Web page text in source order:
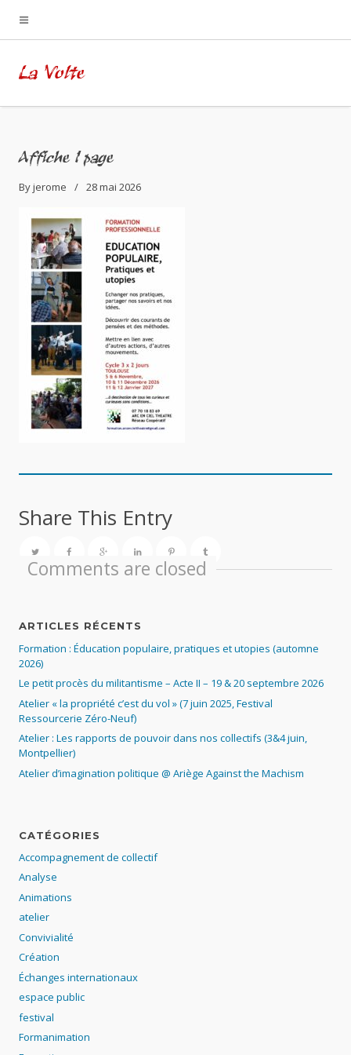
La Volte
Affiche 1 page
Byjerome 28 mai 2026
Share This Entry
Comments are closed
ARTICLES RÉCENTS
Formation : Éducation populaire, pratiques et utopies (automne
2026)
Le petit procès du militantisme – Acte II – 19 & 20 septembre 2026
Atelier « la propriété c’est du vol » (7 juin 2025, Festival
Ressourcerie Zéro-Neuf)
Atelier : Les rapports de pouvoir dans nos collectifs (3&4 juin,
Montpellier)
Atelier d’imagination politique @ Ariège Against the Machism
CATÉGORIES
Accompagnement de collectif
Analyse
Animations
atelier
Convivialité
Création
Échanges internationaux
espace public
festival
Formanimation